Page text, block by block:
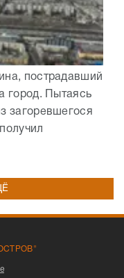
пострадавший
город. Пытаясь
загоревшегося